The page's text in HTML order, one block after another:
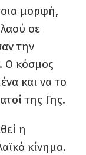
μορφή,
σε
την
Ο κόσμος
και να το
της Γης.
η
κίνημα.